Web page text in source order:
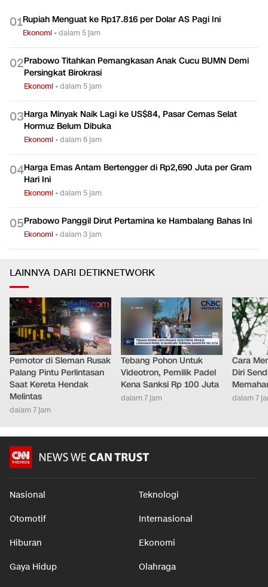
01Rupiah Menguat ke Rp17.816 per Dolar AS Pagi Ini
Ekonomi •dalam 5 jam
02Prabowo Titahkan Pemangkasan Anak Cucu BUMN Demi
Persingkat Birokrasi
Ekonomi •dalam 5 jam
03Harga Minyak Naik Lagi ke US$84, Pasar Cemas Selat
Hormuz Belum Dibuka
Ekonomi •dalam 6 jam
04Harga Emas Antam Bertengger di Rp2,690 Juta per Gram
Hari Ini
Ekonomi •dalam 5 jam
05Prabowo Panggil Dirut Pertamina ke Hambalang Bahas Ini
Ekonomi •dalam 3 jam
LAINNYA DARI DETIKNETWORK
Pemotor di Sleman Rusak
Palang Pintu Perlintasan
Saat Kereta Hendak
Melintas
dalam 7 jam
Tebang Pohon Untuk
Videotron, Pemilik Padel
Kena Sanksi Rp 100 Juta
dalam 7 jam
Cara
Diri
dalam 7
Nasional Teknologi
Otomotif Internasional
Hiburan Ekonomi
Gaya Hidup Olahraga